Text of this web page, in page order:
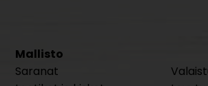
Mallisto
Saranat